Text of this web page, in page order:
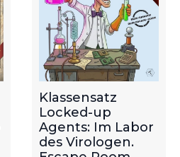
Klassensatz
Locked-up
Agents: Im Labor
des Virologen.